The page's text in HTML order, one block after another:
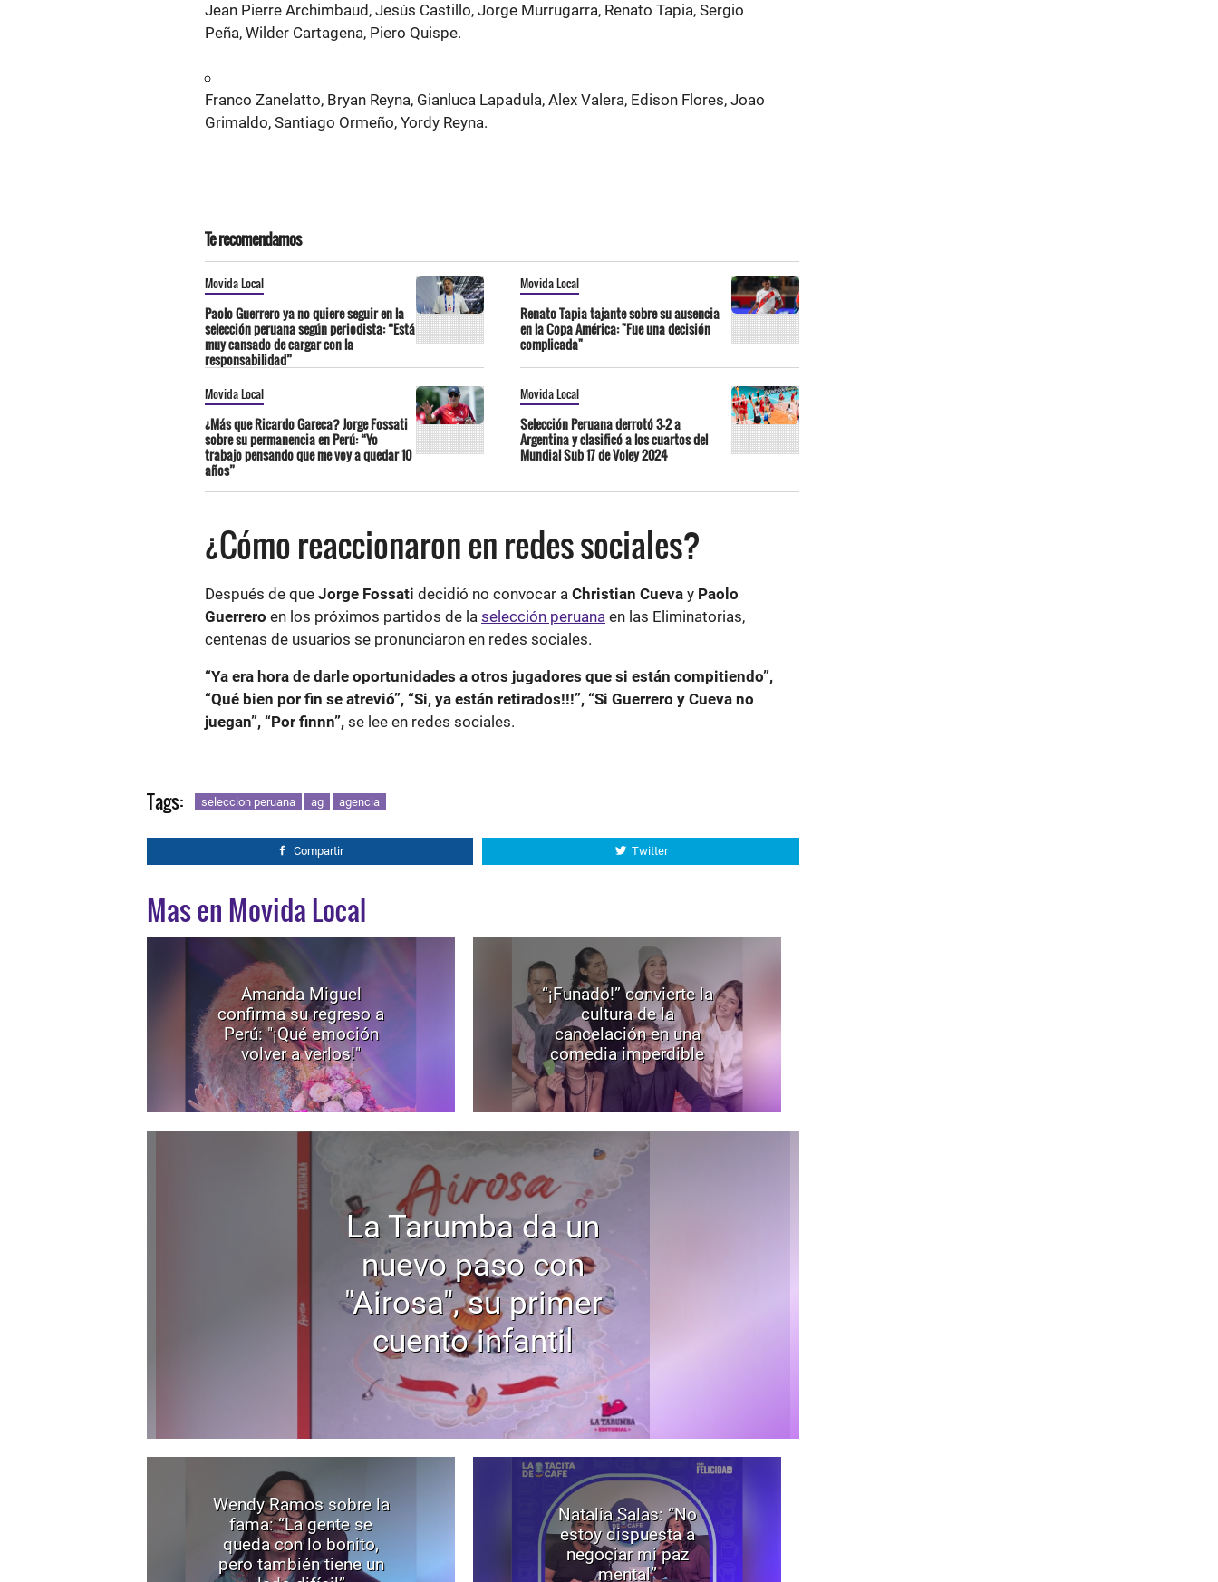
Jean Pierre Archimbaud, Jesús Castillo, Jorge Murrugarra, Renato Tapia, Sergio
Peña, Wilder Cartagena, Piero Quispe.
Franco Zanelatto, Bryan Reyna, Gianluca Lapadula, Alex Valera, Edison Flores, Joao
Grimaldo, Santiago Ormeño, Yordy Reyna.
Te recomendamos
Movida Local
Paolo Guerrero ya no quiere seguir en la
selección peruana según periodista: “Está
muy cansado de cargar con la
responsabilidad”
Movida Local
Renato Tapia tajante sobre su ausencia
en la Copa América: "Fue una decisión
complicada"
Movida Local
¿Más que Ricardo Gareca? Jorge Fossati
sobre su permanencia en Perú: “Yo
trabajo pensando que me voy a quedar 10
años”
Movida Local
Selección Peruana derrotó 3-2 a
Argentina y clasificó a los cuartos del
Mundial Sub 17 de Voley 2024
¿Cómo reaccionaron en redes sociales?
Después de que Jorge Fossati decidió no convocar a Christian Cueva y Paolo
Guerrero en los próximos partidos de la selección peruana en las Eliminatorias,
centenas de usuarios se pronunciaron en redes sociales.
“Ya era hora de darle oportunidades a otros jugadores que si están compitiendo”,
“Qué bien por fin se atrevió”, “Si, ya están retirados!!!”, “Si Guerrero y Cueva no
juegan”, “Por finnn”, se lee en redes sociales.
Tags: seleccion peruana ag agencia
Compartir Twitter
Mas en Movida Local
Amanda Miguel
confirma su regreso a
Perú: "¡Qué emoción
volver a verlos!"
“¡Funado!” convierte la
cultura de la
cancelación en una
comedia imperdible
La Tarumba da un
nuevo paso con
"Airosa", su primer
cuento infantil
Wendy Ramos sobre la
fama: “La gente se
queda con lo bonito,
pero también tiene un
Natalia Salas: “No
estoy dispuesta a
negociar mi paz
mental”